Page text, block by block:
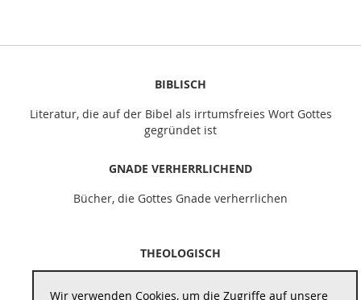
Wir verwenden Cookies, um die Zugriffe auf unsere
BIBLISCH
Literatur, die auf der Bibel als irrtumsfreies Wort Gottes
gegründet ist
GNADE VERHERRLICHEND
Bücher, die Gottes Gnade verherrlichen
THEOLOGISCH